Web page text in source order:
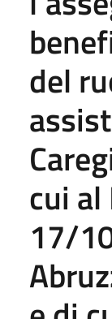
del
cui al
17/